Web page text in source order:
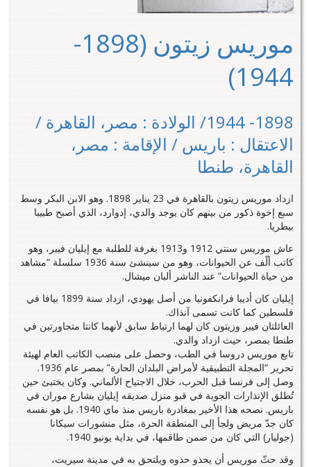
موريس زيتون (1898-
1944)
1898- 1944/ الولادة : مصر، القاهرة /
الاعتقال : باريس / الإقامة : مصر،
القاهرة، طنطا
ازداد موريس زيتون بالقاهرة في 23 يناير 1898. وهو الابن البكر وسط
سبع إخوة ذكور من بينهم كان يوجد والدي، إدوارد، الذي أصبح طبيبا
بيطريا.
عاش موريس سنتي 1912 و1913 بغرفة للطلبة مع إيليان فيبر، وهو
كاتب ألّف عن الحيوانات، وهو من سينشئ سنة 1936 سلسلة “مشاهد
من حياة الحيوانات” عند الناشر ألبان ميشال.
إيليان كان أديبا فرانكفونيا من أصل يهودي، ازداد سنة 1899 بيافا في
فلسطين كما كانت تسمى آنذاك.
العائلتان فيبر وزيتون كان لهما ارتباط سابق لأنهما كانتا متجاورتين في
طنطا بمصر، حيث ازداد والدي.
تابع موريس دروسا في الطب، وحصل على منصب الكاتب العام لهيئة
تحرير “المجلة التطبيقية لأمراض البلدان الحارة” بمصر عام 1936.
وصل إلى فرنسا قبل الحرب، خلال الاجتياح الألماني. وكان يختبئ حين
تُطلق الإنذارات الجوية في قبو منزل صديقه إيليان بشارع موران في
باريس. نصحه هذا الأخير بمغادرة باريس منذ ماي 1940. بل هو نفسه
كان جدّ مريض ولجأ إلى المنطقة الحرة، مثل منشورات سيكانا
(جوليار) التي كان من ضمن طاقمها، في بداية يونيو 1940.
وقد حثّ موريس أن يحذو حذوه ويلتحق به في مدينة سيريت،